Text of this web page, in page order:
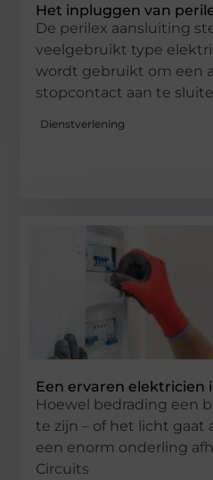
Het inpluggen van
De perilex aansluiting
veelgebruikt type
wordt gebruikt om een
stopcontact aan te
Dienstverlening
Een ervaren elektricien
Hoewel bedrading een
te zijn – of het licht gaat
een enorm onderling
Circuits